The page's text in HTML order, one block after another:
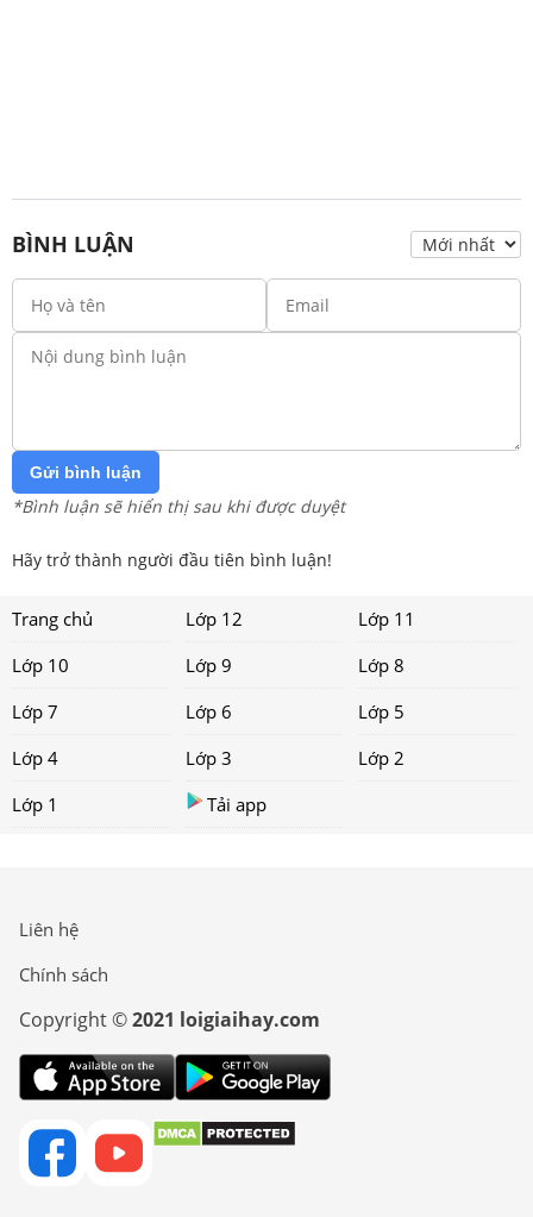
BÌNH LUẬN
Gửi bình luận
*Bình luận sẽ hiển thị sau khi được duyệt
Hãy trở thành người đầu tiên bình luận!
Trang chủ Lớp 12
Lớp 11
Lớp 10
Lớp 9
Lớp 8
Lớp 7
Lớp 6
Lớp 5
Lớp 4
Lớp 3
Lớp 2
Lớp 1
Tải app
Liên hệ
Chính sách
Copyright ©2021 loigiaihay.com